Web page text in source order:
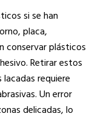
si se han
placa,
conservar plásticos
Retirar estos
requiere
Un error
delicadas, lo